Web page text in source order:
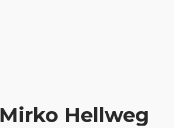
Mirko Hellweg